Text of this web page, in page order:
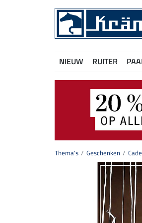
NIEUW RUITER
Thema's Geschenken